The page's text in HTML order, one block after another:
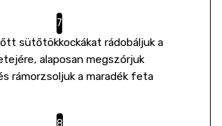
sütőtökkockákat rádobáljuk a
alaposan megszórjuk
rámorzsoljuk a maradék feta